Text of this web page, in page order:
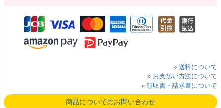
» 送料について
» お支払い方法について
» 領収書・請求書について
商品についてのお問い合わせ